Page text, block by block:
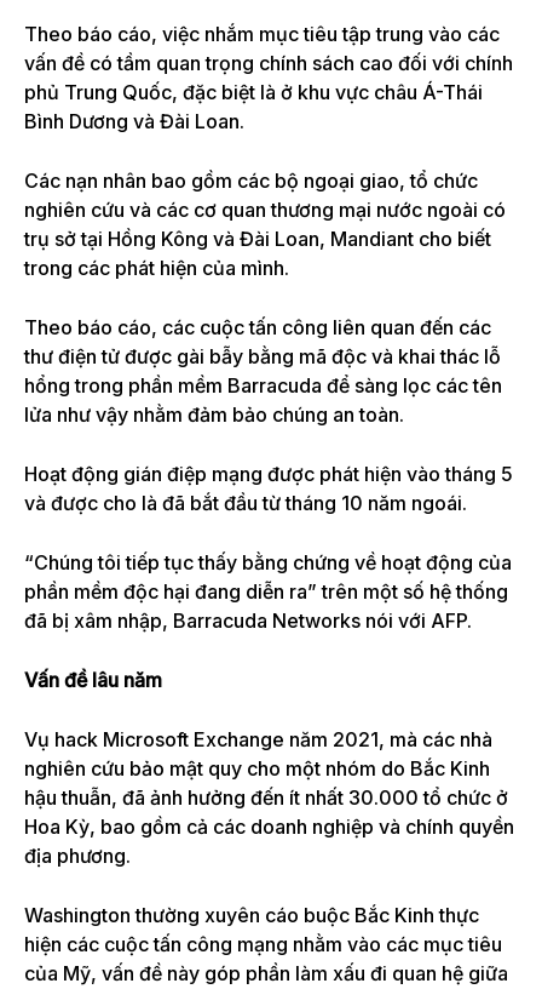
Theo báo cáo, việc nhắm mục tiêu tập trung vào các
vấn đề có tầm quan trọng chính sách cao đối với chính
phủ Trung Quốc, đặc biệt là ở khu vực châu Á-Thái
Bình Dương và Đài Loan.
Các nạn nhân bao gồm các bộ ngoại giao, tổ chức
nghiên cứu và các cơ quan thương mại nước ngoài có
trụ sở tại Hồng Kông và Đài Loan, Mandiant cho biết
trong các phát hiện của mình.
Theo báo cáo, các cuộc tấn công liên quan đến các
thư điện tử được gài bẫy bằng mã độc và khai thác lỗ
hổng trong phần mềm Barracuda để sàng lọc các tên
lửa như vậy nhằm đảm bảo chúng an toàn.
Hoạt động gián điệp mạng được phát hiện vào tháng 5
và được cho là đã bắt đầu từ tháng 10 năm ngoái.
“Chúng tôi tiếp tục thấy bằng chứng về hoạt động của
phần mềm độc hại đang diễn ra” trên một số hệ thống
đã bị xâm nhập, Barracuda Networks nói với AFP.
Vấn đề lâu năm
Vụ hack Microsoft Exchange năm 2021, mà các nhà
nghiên cứu bảo mật quy cho một nhóm do Bắc Kinh
hậu thuẫn, đã ảnh hưởng đến ít nhất 30.000 tổ chức ở
Hoa Kỳ, bao gồm cả các doanh nghiệp và chính quyền
địa phương.
Washington thường xuyên cáo buộc Bắc Kinh thực
hiện các cuộc tấn công mạng nhằm vào các mục tiêu
của Mỹ, vấn đề này góp phần làm xấu đi quan hệ giữa